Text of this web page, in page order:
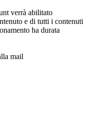
verrà abilitato
e di tutti i contenuti
ha durata
mail